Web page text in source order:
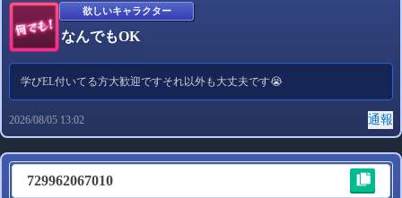
求めているキャラクター
なんでもOK
欲しいキャラクター
なんでもOK
学びEL付いてる方大歓迎ですそれ以外も大丈夫です😭
2026/08/05 13:02 通報
729962067010